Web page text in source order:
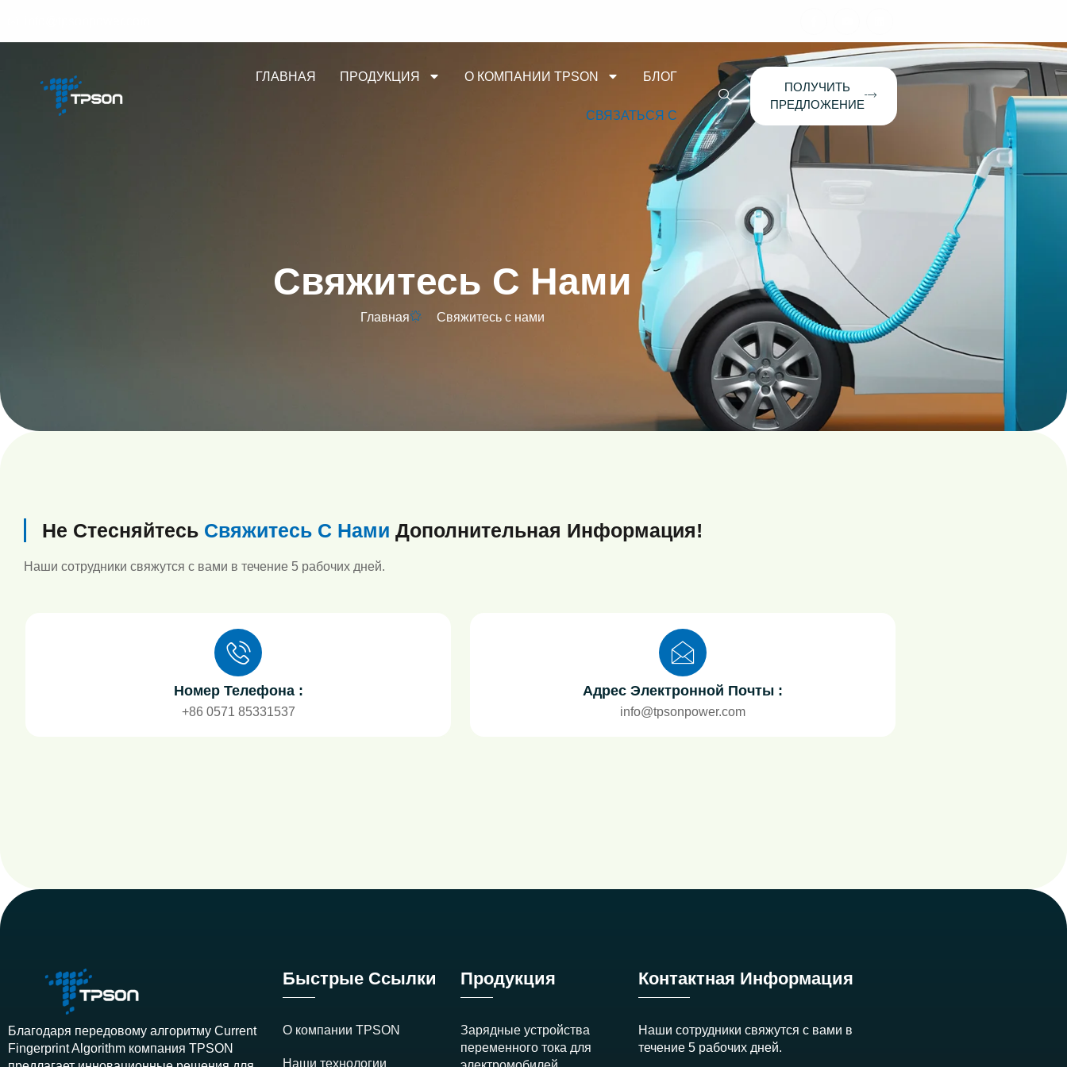
ГЛАВНАЯ ПРОДУКЦИЯ О КОМПАНИИ TPSON БЛОГ
СВЯЗАТЬСЯ С
ПОЛУЧИТЬ
ПРЕДЛОЖЕНИЕ
Свяжитесь С Нами
Главная Свяжитесь с нами
Не Стесняйтесь Свяжитесь С Нами Дополнительная Информация!
Наши сотрудники свяжутся с вами в течение 5 рабочих дней.
Номер Телефона :
+86 0571 85331537
Адрес Электронной Почты :
info@tpsonpower.com
Благодаря передовому алгоритму Current
Fingerprint Algorithm компания TPSON
Быстрые Ссылки
О компании TPSON
Наши технологии
Продукция
Зарядные устройства
переменного тока для
Контактная Информация
Наши сотрудники свяжутся с вами в
течение 5 рабочих дней.